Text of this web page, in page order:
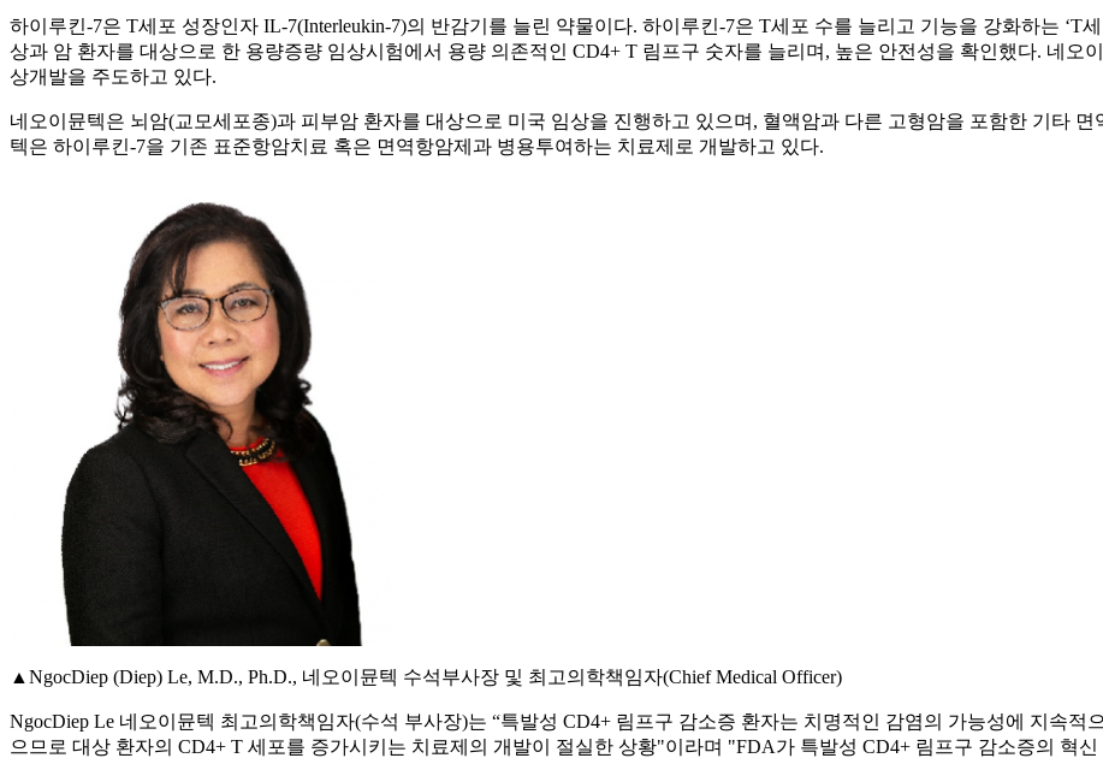
하이루킨-7은 T세포 성장인자 IL-7(Interleukin-7)의 반감기를 늘린 약물이다. 하이루킨-7은 T세포 수를 늘리고 기능을 강화하는 ‘T
상과 암 환자를 대상으로 한 용량증량 임상시험에서 용량 의존적인 CD4+ T 림프구 숫자를 늘리며, 높은 안전성을 확인했다. 네오
상개발을 주도하고 있다.
네오이뮨텍은 뇌암(교모세포종)과 피부암 환자를 대상으로 미국 임상을 진행하고 있으며, 혈액암과 다른 고형암을 포함한 기타
텍은 하이루킨-7을 기존 표준항암치료 혹은 면역항암제과 병용투여하는 치료제로 개발하고 있다.
▲NgocDiep (Diep) Le, M.D., Ph.D., 네오이뮨텍 수석부사장 및 최고의학책임자(Chief Medical Officer)
NgocDiep Le 네오이뮨텍 최고의학책임자(수석 부사장)는 “특발성 CD4+ 림프구 감소증 환자는 치명적인 감염의 가능성에 지속
으므로 대상 환자의 CD4+ T 세포를 증가시키는 치료제의 개발이 절실한 상황"이라며 "FDA가 특발성 CD4+ 림프구 감소증의 혁